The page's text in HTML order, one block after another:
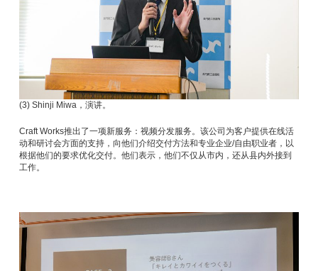
(3) Shinji Miwa，演讲。
Craft Works推出了一项新服务：视频分发服务。该公司为客户提供在线活
动和研讨会方面的支持，向他们介绍交付方法和专业企业/自由职业者，以
根据他们的要求优化交付。他们表示，他们不仅从市内，还从县内外接到
工作。